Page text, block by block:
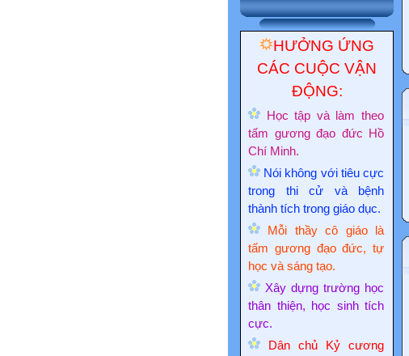
HƯỞNG ỨNG
CÁC CUỘC VẬN
ĐỘNG:
Học tập và làm theo
tấm gương đạo đức Hồ
Chí Minh.
Nói không với tiêu cực
trong thi cử và bệnh
thành tích trong giáo dục.
Mỗi thầy cô giáo là
tấm gương đạo đức, tự
học và sáng tạo.
Xây dựng trường học
thân thiện, học sinh tích
cực.
Dân chủ Kỷ cương